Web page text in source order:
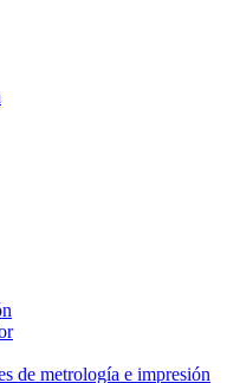
de metrología e impresión